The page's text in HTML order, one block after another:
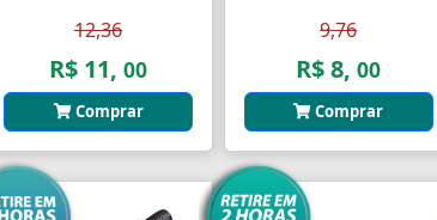
12,36
R$ 11, 00
Comprar
9,76
R$ 8,00
Comprar